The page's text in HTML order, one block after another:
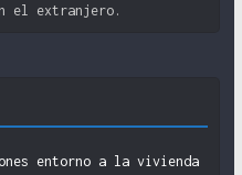
el extranjero.
entorno a la vivienda